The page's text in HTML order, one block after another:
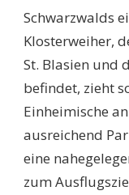
Schwarzwalds
Klosterweiher,
St. Blasien und
befindet, zieht
Einheimische
ausreichend
eine
zum